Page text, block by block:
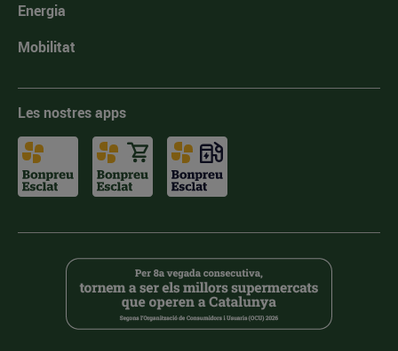
Energia
Mobilitat
Les nostres apps